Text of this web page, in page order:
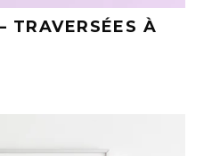
TRAVERSÉES À